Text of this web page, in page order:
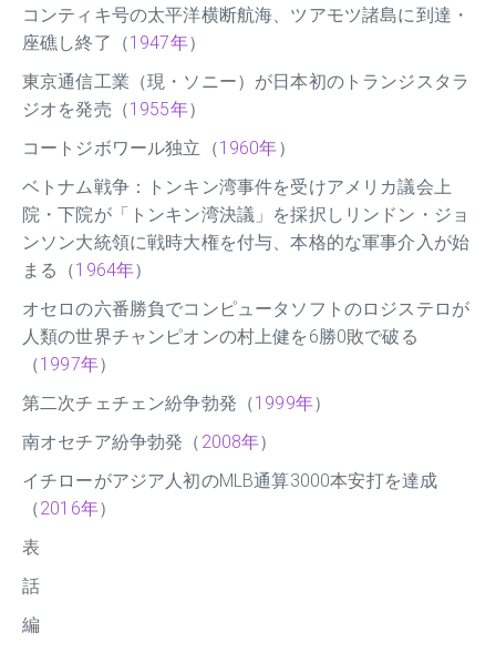
コンティキ号の太平洋横断航海、ツアモツ諸島に到達・
座礁し終了（1947年）
東京通信工業（現・ソニー）が日本初のトランジスタラ
ジオを発売（1955年）
コートジボワール独立（1960年）
ベトナム戦争：トンキン湾事件を受けアメリカ議会上
院・下院が「トンキン湾決議」を採択しリンドン・ジョ
ンソン大統領に戦時大権を付与、本格的な軍事介入が始
まる（1964年）
オセロの六番勝負でコンピュータソフトのロジステロが
人類の世界チャンピオンの村上健を6勝0敗で破る
（1997年）
第二次チェチェン紛争勃発（1999年）
南オセチア紛争勃発（ 2008年）
イチローがアジア人初のMLB通算3000本安打を達成
（2016年）
表
話
編